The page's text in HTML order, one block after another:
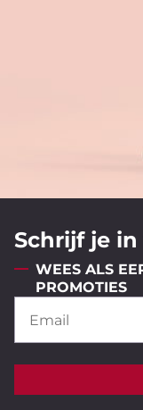
Schrijf je
WEES ALS
PROMOTIES